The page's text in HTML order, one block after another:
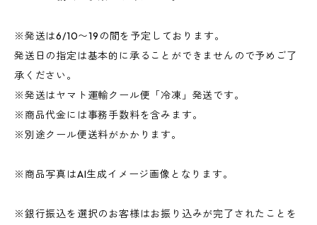
※発送は6/10〜19の間を予定しております。
発送日の指定は基本的に承ることができませんので予めご了
承ください。
※発送はヤマト運輸クール便「冷凍」発送です。
※商品代金には事務手数料を含みます。
※別途クール便送料がかかります。
※商品写真はAI生成イメージ画像となります。
※銀行振込を選択のお客様はお振り込みが完了されたことを